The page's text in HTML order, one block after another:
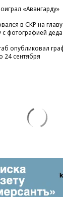
«Авангарду»
в СКР на
с фотографией деда
опубликовал
24 сентября